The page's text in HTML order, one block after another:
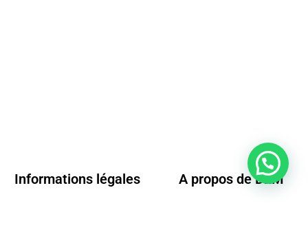
Informations légales A propos de D2M